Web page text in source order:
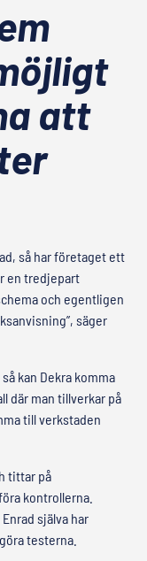
att
så har företaget ett
en tredjepart
och egentligen
säger
kan Dekra komma
där man tillverkar på
till verkstaden
tittar på
kontrollerna.
själva har
testerna.